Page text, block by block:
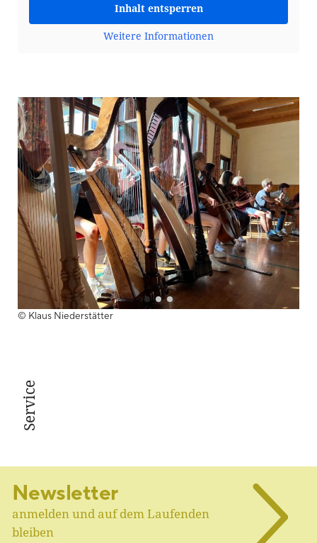
Inhalt entsperren
Weitere Informationen
© Klaus Niederstätter
Service
Newsletter
anmelden und auf dem Laufenden
bleiben